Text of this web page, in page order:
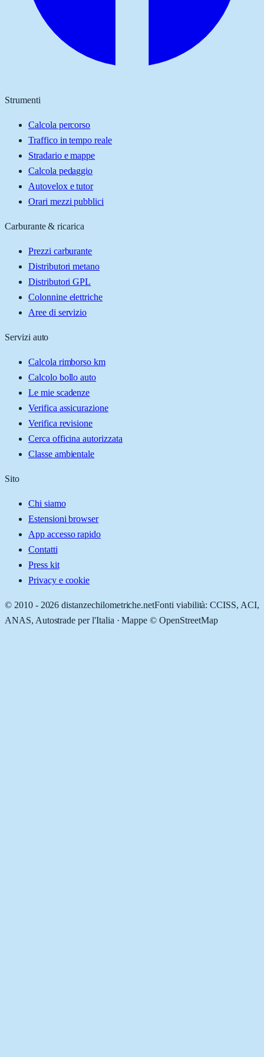
Strumenti
Calcola percorso
Traffico in tempo reale
Stradario e mappe
Calcola pedaggio
Autovelox e tutor
Orari mezzi pubblici
Carburante & ricarica
Prezzi carburante
Distributori metano
Distributori GPL
Colonnine elettriche
Aree di servizio
Servizi auto
Calcola rimborso km
Calcolo bollo auto
Le mie scadenze
Verifica assicurazione
Verifica revisione
Cerca officina autorizzata
Classe ambientale
Sito
Chi siamo
Estensioni browser
App accesso rapido
Contatti
Press kit
Privacy e cookie
© 2010 - 2026 distanzechilometriche.netFonti viabilità: CCISS, ACI,
ANAS, Autostrade per l'Italia · Mappe © OpenStreetMap